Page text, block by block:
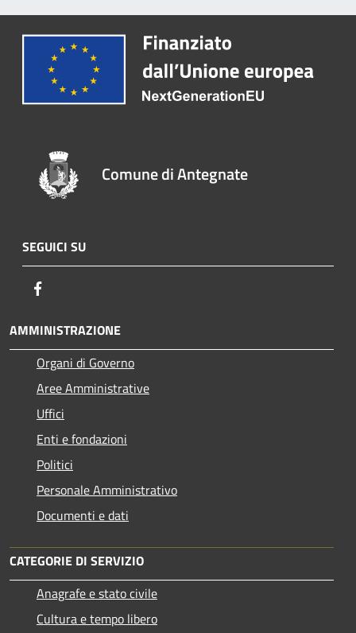
Comune di Antegnate
SEGUICI SU
AMMINISTRAZIONE
Organi di Governo
Aree Amministrative
Uffici
Enti e fondazioni
Politici
Personale Amministrativo
Documenti e dati
CATEGORIE DI SERVIZIO
Anagrafe e stato civile
Cultura e tempo libero